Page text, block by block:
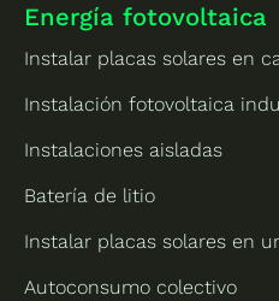
Energía fotovoltaica
Instalar placas solares en
Instalación fotovoltaica
Instalaciones aisladas
Batería de litio
Instalar placas solares en
Autoconsumo colectivo